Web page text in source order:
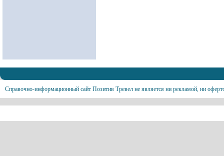
Справочно-информационный сайт Позитив Тревел не является ни рекламой, ни